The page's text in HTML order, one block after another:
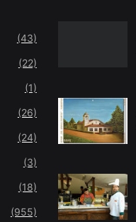
(43)
(22)
(1)
(26)
(24)
(3)
(18)
(955)